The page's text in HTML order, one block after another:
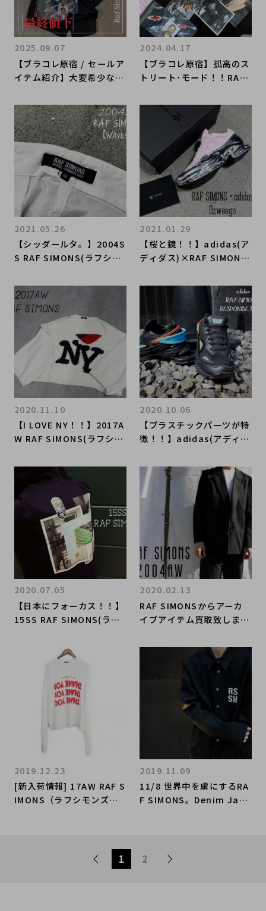
【ブラコレ原宿 / セールア
イテム紹介】大変希少なア
価格で手に入れる最後のチ
ャンス！！Raf Simonsの
コートをご紹介！
2025.09.07
【ブラコレ原宿】孤高のス
トリート･モード！！RAF
ムをご紹介！！
2024.04.17
【シッダールタ。】2004S
S RAF SIMONS(ラフシモ
テム入荷！！！
2021.05.26
​【桜と鏡！！】adidas(ア
ディダス)×RAF SIMONS
ego入荷！！！
2021.01.29
​【I LOVE NY！！】2017A
W RAF SIMONS(ラフシモ
した！！！
2020.11.10
​【プラスチックパーツが特
徴！！】adidas(アディダ
シモンズ)からコラボスニ
ーカー入荷！！！
2020.10.06
【日本にフォーカス！！】
15SS RAF SIMONS(ラフ
ト買取致しました！！！
2020.07.05
RAF SIMONSからアーカ
イブアイテム買取致しまし
2020.02.13
[新入荷情報] 17AW RAF S
IMONS（ラフシモンズ）
2019.12.23
11/8 世界中を虜にするRA
F SIMONS。Denim Jack
2019.11.09
1 2